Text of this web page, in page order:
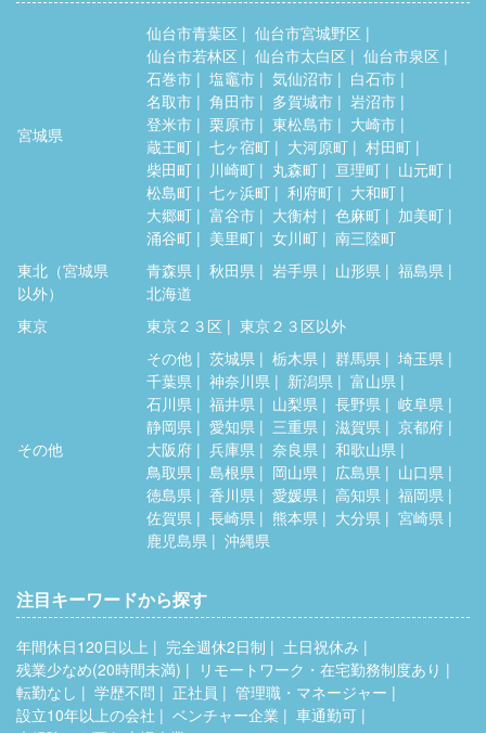
宮城県
仙台市青葉区
仙台市宮城野区
仙台市若林区
仙台市太白区
仙台市泉区
石巻市
塩竈市 気仙沼市
白石市
名取市
角田市 多賀城市
岩沼市
登米市
栗原市 東松島市
大崎市
蔵王町
七ヶ宿町 大河原町
村田町
柴田町
川崎町 丸森町 亘理町
山元町
松島町
七ヶ浜町 利府町
大和町
大郷町
富谷市 大衡村 色麻町
加美町
涌谷町
美里町 女川町
南三陸町
東北（宮城県
以外）
青森県 秋田県 岩手県 山形県
福島県
北海道
東京
東京２３区 東京２３区以外
その他
その他 茨城県 栃木県 群馬県
埼玉県
千葉県
神奈川県 新潟県
富山県
石川県
福井県 山梨県 長野県
岐阜県
静岡県
愛知県 三重県 滋賀県
京都府
大阪府
兵庫県 奈良県
和歌山県
鳥取県
島根県 岡山県 広島県
山口県
徳島県
香川県 愛媛県 高知県
福岡県
佐賀県
長崎県 熊本県 大分県
宮崎県
鹿児島県
沖縄県
注目キーワードから探す
年間休日120日以上 完全週休2日制
土日祝休み
残業少なめ(20時間未満)
リモートワーク・在宅勤務制度あり
転勤なし
学歴不問 正社員
管理職・マネージャー
設立10年以上の会社
ベンチャー企業
車通勤可